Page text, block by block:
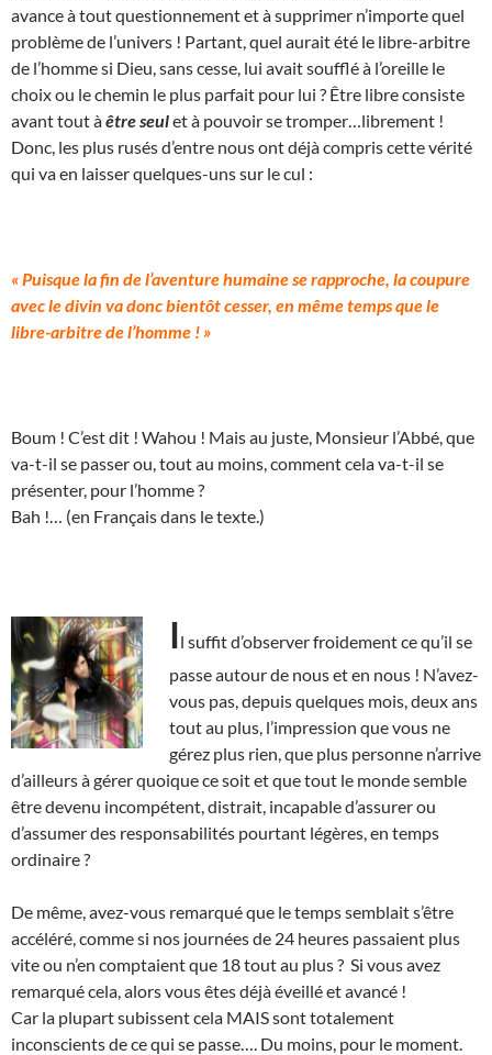
avance à tout questionnement et à supprimer n’importe quel
problème de l’univers ! Partant, quel aurait été le libre-arbitre
de l’homme si Dieu, sans cesse, lui avait soufflé à l’oreille le
choix ou le chemin le plus parfait pour lui ? Être libre consiste
avant tout àêtre seulet à pouvoir se tromper…librement !
Donc, les plus rusés d’entre nous ont déjà compris cette vérité
qui va en laisser quelques-uns sur le cul :
« Puisque la fin de l’aventure humaine se rapproche, la coupure
avec le divin va donc bientôt cesser, en même temps que le
libre-arbitre de l’homme ! »
Boum ! C’est dit ! Wahou ! Mais au juste, Monsieur l’Abbé, que
va-t-il se passer ou, tout au moins, comment cela va-t-il se
présenter, pour l’homme ?
Bah !… (en Français dans le texte.)
Il suffit d’observer froidement ce qu’il se
passe autour de nous et en nous ! N’avez-
vous pas, depuis quelques mois, deux ans
tout au plus, l’impression que vous ne
gérez plus rien, que plus personne n’arrive
d’ailleurs à gérer quoique ce soit et que tout le monde semble
être devenu incompétent, distrait, incapable d’assurer ou
d’assumer des responsabilités pourtant légères, en temps
ordinaire ?
De même, avez-vous remarqué que le temps semblait s’être
accéléré, comme si nos journées de 24 heures passaient plus
vite ou n’en comptaient que 18 tout au plus ? Si vous avez
remarqué cela, alors vous êtes déjà éveillé et avancé !
Car la plupart subissent cela MAIS sont totalement
inconscients de ce qui se passe…. Du moins, pour le moment.